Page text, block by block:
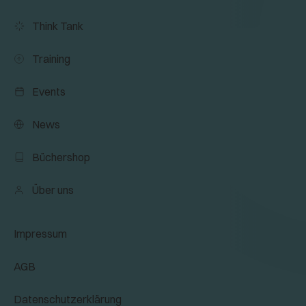
Think Tank
Training
Events
News
Büchershop
Über uns
Impressum
AGB
Datenschutzerklärung